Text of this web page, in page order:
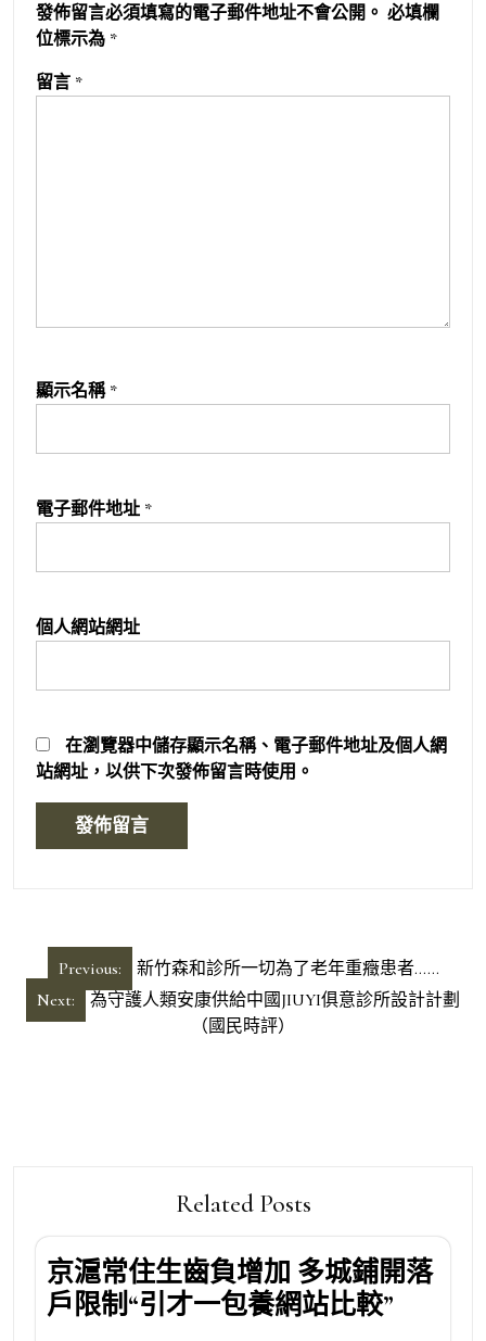
發佈留言必須填寫的電子郵件地址不會公開。 必填欄
位標示為 *
留言 *
顯示名稱 *
電子郵件地址 *
個人網站網址
在瀏覽器中儲存顯示名稱、電子郵件地址及個人網
站網址，以供下次發佈留言時使用。
章
導
Previous:
新竹森和診所一切為了老年重癥患者……
Next:
為守護人類安康供給中國JIUYI俱意診所設計計劃
（國民時評）
Related Posts
京滬常住生齒負增加 多城鋪開落
戶限制“引才一包養網站比較”